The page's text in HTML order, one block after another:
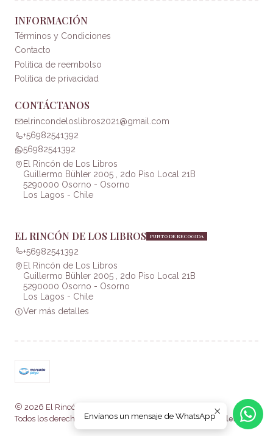
INFORMACIÓN
Términos y Condiciones
Contacto
Política de reembolso
Política de privacidad
CONTÁCTANOS
elrincondeloslibros2021@gmail.com
+56982541392
56982541392
El Rincón de Los Libros
Guillermo Bühler 2005 , 2do Piso Local 21B
5290000 Osorno - Osorno
Los Lagos - Chile
EL RINCÓN DE LOS LIBROS PUNTO DE RECOGIDA
+56982541392
El Rincón de Los Libros
Guillermo Bühler 2005 , 2do Piso Local 21B
5290000 Osorno - Osorno
Los Lagos - Chile
Ver más detalles
2026 El Rincón de Los Libros .
Todos los derechos reservados.Desarrollado por Jumpseller
Envíanos un mensaje de WhatsApp